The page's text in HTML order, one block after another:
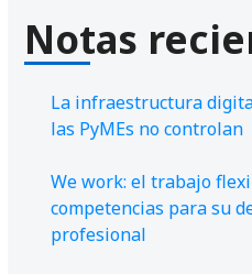
Notas
La infraestructura
las PyMEs no controlan
We work: el trabajo
competencias para su
profesional